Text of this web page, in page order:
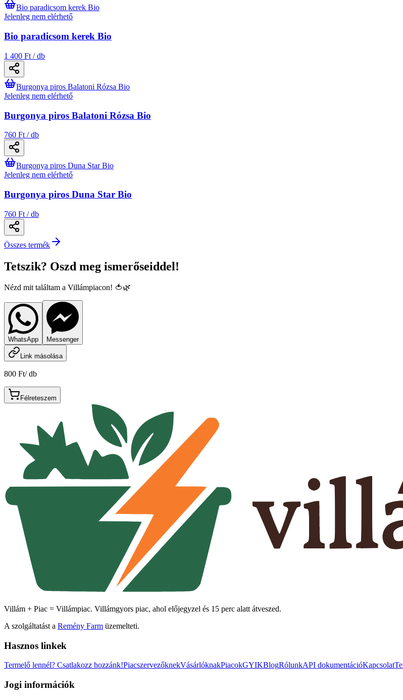
Bio paradicsom kerek Bio
Jelenleg nem elérhető
Bio paradicsom kerek Bio
1 400 Ft / db
Burgonya piros Balatoni Rózsa Bio
Jelenleg nem elérhető
Burgonya piros Balatoni Rózsa Bio
760 Ft / db
Burgonya piros Duna Star Bio
Jelenleg nem elérhető
Burgonya piros Duna Star Bio
760 Ft / db
Összes termék
Tetszik? Oszd meg ismerőseiddel!
Nézd mit találtam a Villámpiacon! 🍅🌿
WhatsApp Messenger
Link másolása
800 Ft/db
Félreteszem
Villám + Piac = Villámpiac. Villámgyors piac, ahol előjegyzel és 15 perc alatt átveszed.
A szolgáltatást a Remény Farm üzemelteti.
Hasznos linkek
Termelő lennél? Csatlakozz hozzánk!PiacszervezőknekVásárlóknakPiacokGYIKBlogRólunkAPI dokumentációKapcsolat
Jogi információk